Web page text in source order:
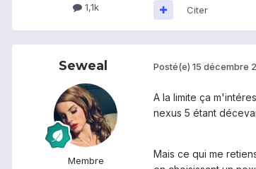
1,1k Citer
Seweal
Membre
Posté(e) 15 décembre
A la limite ça
nexus 5 étant
Mais ce qui me